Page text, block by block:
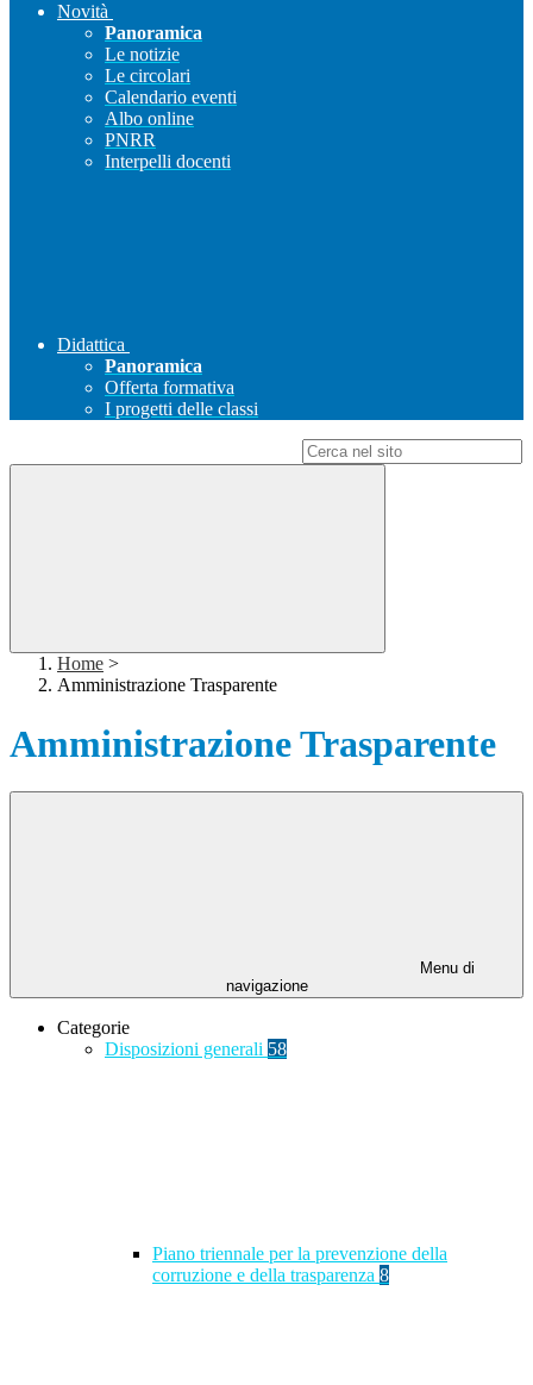
Novità
Panoramica
Le notizie
Le circolari
Calendario eventi
Albo online
PNRR
Interpelli docenti
Didattica
Panoramica
Offerta formativa
I progetti delle classi
Home >
Amministrazione Trasparente
Amministrazione Trasparente
Menu di
navigazione
Categorie
Disposizioni generali 58
Piano triennale per la prevenzione della
corruzione e della trasparenza 8